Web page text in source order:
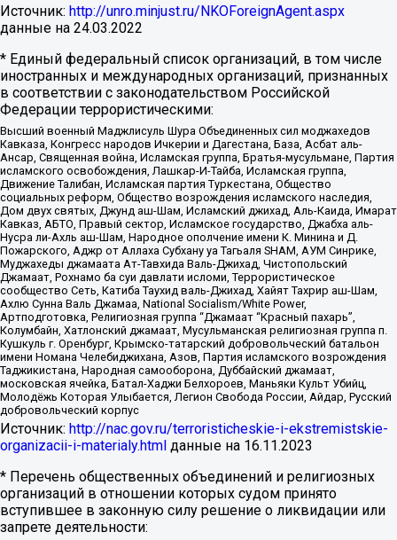
Источник: http://unro.minjust.ru/NKOForeignAgent.aspx
данные на 24.03.2022
* Единый федеральный список организаций, в том числе
иностранных и международных организаций, признанных
в соответствии с законодательством Российской
Федерации террористическими:
Высший военный Маджлисуль Шура Объединенных сил моджахедов
Кавказа, Конгресс народов Ичкерии и Дагестана, База, Асбат аль-
Ансар, Священная война, Исламская группа, Братья-мусульмане, Партия
исламского освобождения, Лашкар-И-Тайба, Исламская группа,
Движение Талибан, Исламская партия Туркестана, Общество
социальных реформ, Общество возрождения исламского наследия,
Дом двух святых, Джунд аш-Шам, Исламский джихад, Аль-Каида, Имарат
Кавказ, АБТО, Правый сектор, Исламское государство, Джабха аль-
Нусра ли-Ахль аш-Шам, Народное ополчение имени К. Минина и Д.
Пожарского, Аджр от Аллаха Субхану уа Тагьаля SHAM, АУМ Синрике,
Муджахеды джамаата Ат-Тавхида Валь-Джихад, Чистопольский
Джамаат, Рохнамо ба суи давлати исломи, Террористическое
сообщество Сеть, Катиба Таухид валь-Джихад, Хайят Тахрир аш-Шам,
Ахлю Сунна Валь Джамаа, National Socialism/White Power,
Артподготовка, Религиозная группа “Джамаат “Красный пахарь”,
Колумбайн, Хатлонский джамаат, Мусульманская религиозная группа п.
Кушкуль г. Оренбург, Крымско-татарский добровольческий батальон
имени Номана Челебиджихана, Азов, Партия исламского возрождения
Таджикистана, Народная самооборона, Дуббайский джамаат,
московская ячейка, Батал-Хаджи Белхороев, Маньяки Культ Убийц,
Молодёжь Которая Улыбается, Легион Свобода России, Айдар, Русский
добровольческий корпус
Источник: http://nac.gov.ru/terroristicheskie-i-ekstremistskie-
organizacii-i-materialy.html данные на 16.11.2023
* Перечень общественных объединений и религиозных
организаций в отношении которых судом принято
вступившее в законную силу решение о ликвидации или
запрете деятельности: